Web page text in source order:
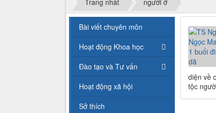
Trang nhất người ở
diện về
tộc
Bài viết chuyên môn
Hoạt động Khoa học
Đào tạo và Tư vấn
Hoạt động xã hội
Sở thích